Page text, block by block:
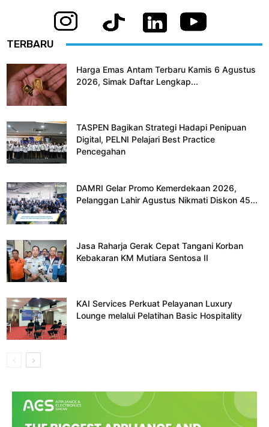
TERBARU
Harga Emas Antam Terbaru Kamis 6 Agustus
2026, Simak Daftar Lengkap...
TASPEN Bagikan Strategi Hadapi Penipuan
Digital, PELNI Pelajari Best Practice
Pencegahan
DAMRI Gelar Promo Kemerdekaan 2026,
Pelanggan Lahir Agustus Nikmati Diskon 45...
Jasa Raharja Gerak Cepat Tangani Korban
Kebakaran KM Mutiara Sentosa II
KAI Services Perkuat Pelayanan Luxury
Lounge melalui Pelatihan Basic Hospitality